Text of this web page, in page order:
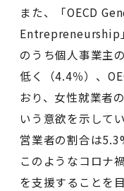
また、「OECD
Entrepreneurship
のうち個人事業主
低く（4.4％）、
おり、女性就業者
いう意欲を示して
営業者の割合は
このようなコロナ
を支援することを